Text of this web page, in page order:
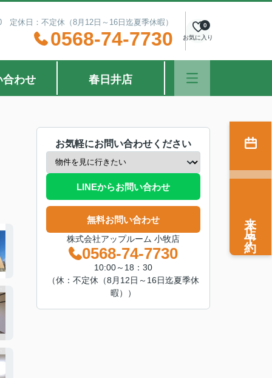
定休日：不定休（8月12日～16日迄夏季休暇）
0568-74-7730 お気に入り
0
合わせ 春日井店
お気軽にお問い合わせください
LINEからお問い合わせ
無料お問い合わせ
株式会社アップルーム 小牧店
0568-74-7730
10:00～18：30
（休：不定休（8月12日～16日迄夏季休
暇））
来店予約